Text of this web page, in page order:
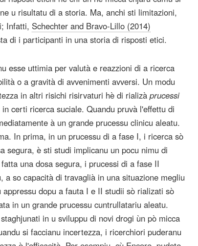
u risultatu di a storia. Ma, anchi sti limitazioni,
Infatti, Schechter and Bravo-Lillo (2014)
di i participanti in una storia di risposti etici.
esse uttimia per valutà e reazzioni di a ricerca
o a gravità di avvenimenti avversi. Un modu
in altri risichi risirvaturi hè di rializà prucessi
certi ricerca suciale. Quandu pruvà l'effettu di
à un grande prucessu clinicu aleatu.
In prima, in un prucessu di a fase I, i ricerca sò
segura, è sti studi implicanu un pocu nimu di
una dosa segura, i prucessi di a fase II
a so capacità di travaglià in una situazione megliu
appressu dopu a fauta I e II studii sò rializati sò
in un grande prucessu cuntrullatariu aleatu.
in u sviluppu di novi drogi ùn pò micca
si faccianu incertezza, i ricerchiori puderanu